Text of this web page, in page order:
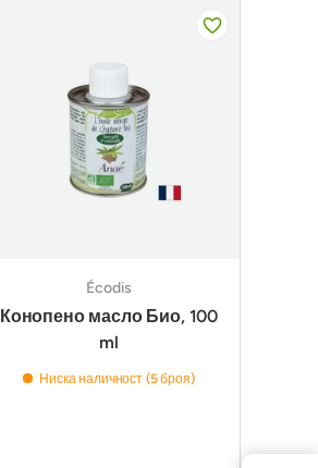
Écodis
Конопено масло Био, 100
ml
Ниска наличност (5 броя)